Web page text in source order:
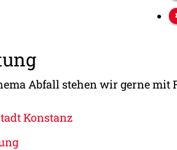
Abfall stehen wir gerne mit
Konstanz